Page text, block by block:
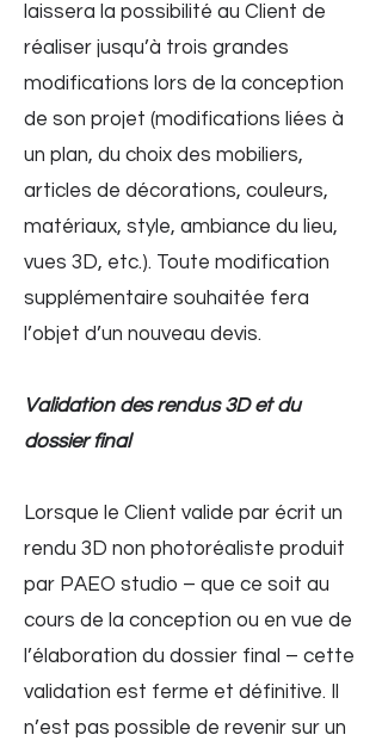
laissera la possibilité au Client de
réaliser jusqu’à trois grandes
modifications lors de la conception
de son projet (modifications liées à
un plan, du choix des mobiliers,
articles de décorations, couleurs,
matériaux, style, ambiance du lieu,
vues 3D, etc.). Toute modification
supplémentaire souhaitée fera
l’objet d’un nouveau devis.
Validation des rendus 3D et du
dossier final
Lorsque le Client valide par écrit un
rendu 3D non photoréaliste produit
par PAEO studio – que ce soit au
cours de la conception ou en vue de
l’élaboration du dossier final – cette
validation est ferme et définitive. Il
n’est pas possible de revenir sur un